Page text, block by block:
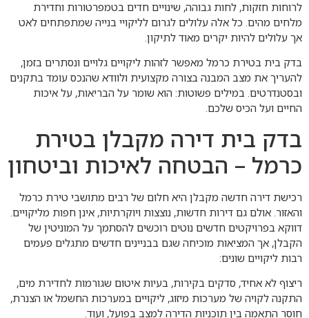
לרוחות חזקות, לחות גבוהה, שינויים חדים בטמפרטורות וחדירת
מלחים מהים. כל אלה עלולים לגרום לליקויי בנייה שמתפתחים לאט
אך עלולים להיות יקרים מאוד לתיקון.
בדק בית בטירת כרמל מאפשר לזהות ליקויים גלויים ונסתרים בזמן,
להעריך את מצב המבנה בצורה מקצועית ולוודא שהנכס עומד בתקנים
ובסטנדרטים. במילים פשוטות: הוא שומר על הבריאות, על איכות
החיים ועל הכיס שלכם.
בדק בית דירה מקבלן בטירת
כרמל – הבטחה לאיכות וביטחון
רכישת דירה חדשה מקבלן היא חלום של רבים מתושבי טירת כרמל
והאזור. אולם גם דירות חדשות, נוצצות ויוקרתיות, אינן חפות מליקויים.
דווקא בפרויקטים חדשים נוטים רוכשים להסתמך על המוניטין של
הקבלן, אך המציאות מוכיחה שגם בבניינים חדשים מתגלים פעמים
רבות ליקויים שונים:
ריצוף לא אחיד, סדקים בקירות, בעיות איטום שגורמות לחדירת מים,
התקנה לקויה של מערכות מיזוג, ליקויים במערכות החשמל או הצנרת,
חוסר התאמה בין תוכניות הדירה למצב בפועל, ועוד.